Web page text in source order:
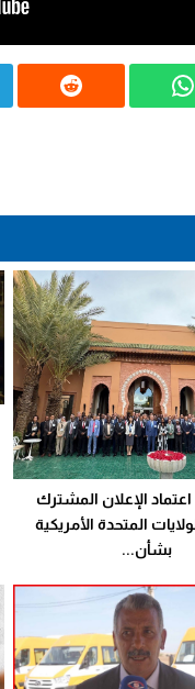
الإعلان المشترك
المتحدة الأمريكية
بشأن...